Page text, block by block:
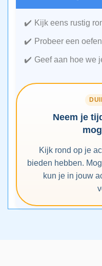
Kijk eens rustig
Probeer een
Geef aan hoe we
Neem je
Kijk rond op je
bieden hebben.
kun je in jouw